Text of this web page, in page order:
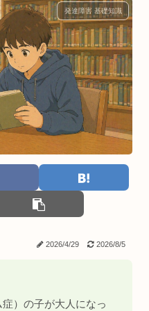
発達障害 基礎知識
2026/4/29 2026/8/5
）の子が大人になっ